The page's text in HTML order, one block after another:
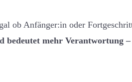
ob Anfänger:in oder
bedeutet mehr Verantwortung